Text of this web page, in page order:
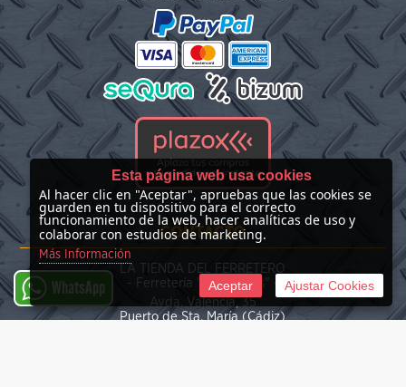
CONTACTO
LA TIENDA DEL FERRETERO
- Ferretería "Las Nieves" -
Avda. Valencia, 35
Puerto de Sta. María (Cádiz)
WhatsApp
Esta página web usa cookies
Al hacer clic en "Aceptar", apruebas que las cookies se
guarden en tu dispositivo para el correcto
funcionamiento de la web, hacer analíticas de uso y
colaborar con estudios de marketing.
Más Información
Aceptar Ajustar Cookies